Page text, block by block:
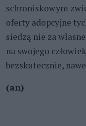
schroniskowym
oferty adopcyjne
siedzą nie za
na swojego
bezskutecznie,
(an)